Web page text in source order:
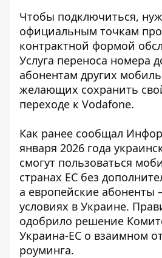
Чтобы подключиться,
официальным точкам
контрактной формой
Услуга переноса номера
абонентам других
желающих сохранить
переходе к Vodafone.
Как ранее сообщал
января 2026 года
смогут пользоваться
странах ЕС без
а европейские абоненты
условиях в Украине.
одобрило решение
Украина-ЕС о взаимном
роуминга.